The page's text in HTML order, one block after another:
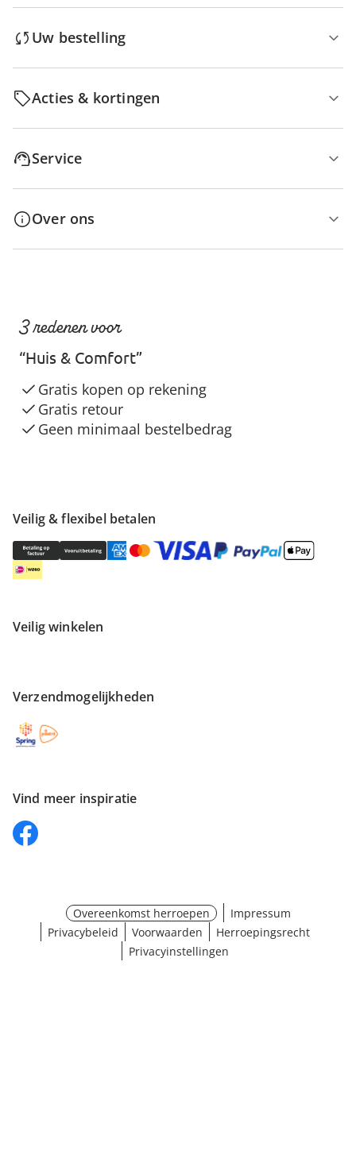
Uw bestelling
Acties & kortingen
Service
Over ons
Veilig & flexibel betalen
Veilig winkelen
Verzendmogelijkheden
Vind meer inspiratie
3 redenen voor
“Huis & Comfort”
Gratis kopen op rekening
Gratis retour
Geen minimaal bestelbedrag
Overeenkomst herroepen
Impressum
Privacybeleid
Voorwaarden
Herroepingsrecht
Privacyinstellingen